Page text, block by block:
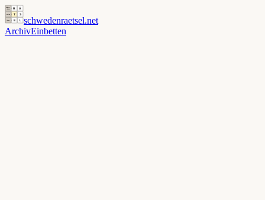
schwedenraetsel.net
ArchivEinbetten